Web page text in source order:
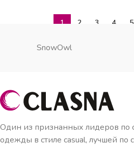
1 2 3 4 5
SnowOwl
Один из признанных лидеров по
одежды в стиле casual, лучшей